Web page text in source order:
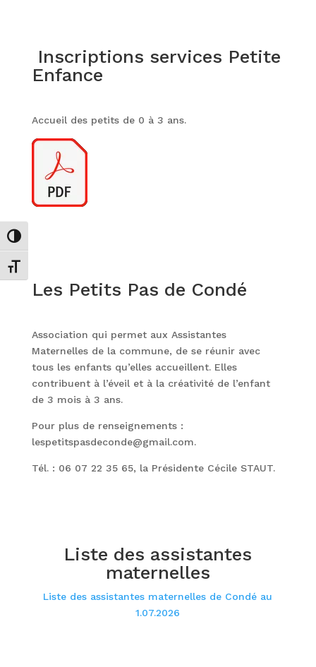
Passer en contraste élevé
Changer la taille de la police
Inscriptions services Petite
Enfance
Accueil des petits de 0 à 3 ans.
Les Petits Pas de Condé
Association qui permet aux Assistantes
Maternelles de la commune, de se réunir avec
tous les enfants qu’elles accueillent. Elles
contribuent à l’éveil et à la créativité de l’enfant
de 3 mois à 3 ans.
Pour plus de renseignements :
lespetitspasdeconde@gmail.com.
Tél. : 06 07 22 35 65, la Présidente Cécile STAUT.
Liste des assistantes
maternelles
Liste des assistantes maternelles de Condé au
1.07.2026